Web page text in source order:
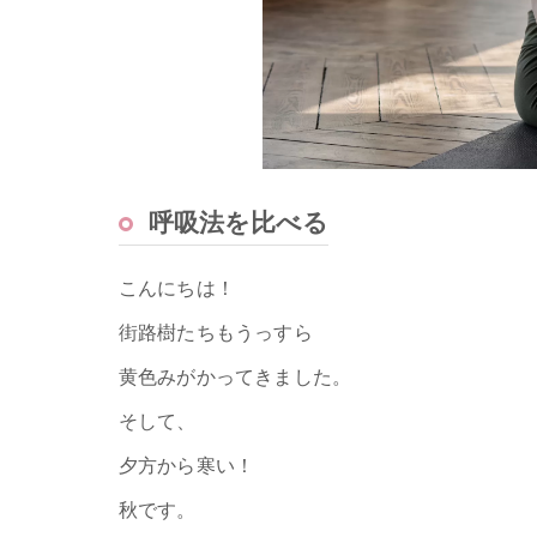
呼吸法を比べる
こんにちは！
街路樹たちもうっすら
黄色みがかってきました。
そして、
夕方から寒い！
秋です。